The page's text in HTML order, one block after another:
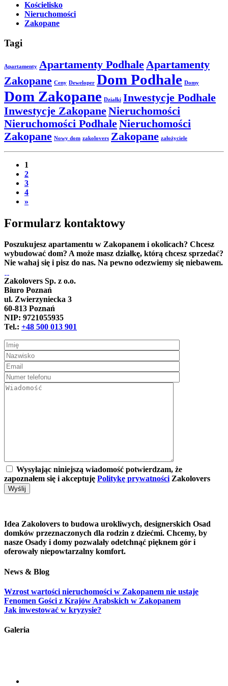
Kościelisko
Nieruchomości
Zakopane
Tagi
Apartamenty Apartamenty Podhale Apartamenty
Zakopane Ceny Deweloper Dom Podhale Domy
Dom Zakopane Działki Inwestycje Podhale
Inwestycje ZakopaneNieruchomości
Nieruchomości PodhaleNieruchomości
Zakopane Nowy dom zakolovers Zakopane założyciele
1
2
3
4
»
Formularz kontaktowy
Poszukujesz apartamentu w Zakopanem i okolicach? Chcesz
wybudować dom? A może masz działkę, którą chcesz sprzedać?
Nie wahaj się i pisz do nas. Na pewno odezwiemy się niebawem.
Zakolovers Sp. z o.o.
Biuro Poznań
ul. Zwierzyniecka 3
60-813 Poznań
NIP: 9721055935
Tel.: +48 500 013 901
Wysyłając niniejszą wiadomość potwierdzam, że
zapoznałem się i akceptuję Politykę prywatnościZakolovers
Idea Zakolovers to budowa urokliwych, designerskich Osad
domków przeznaczonych dla rodzin z dziećmi. Chcemy, by
nasze Osady i domy pozwalały odetchnąć pięknem gór i
oferowały niepowtarzalny komfort.
News & Blog
Wzrost wartości nieruchomości w Zakopanem nie ustaje
Fenomen Gości z Krajów Arabskich w Zakopanem
Jak inwestować w kryzysie?
Galeria